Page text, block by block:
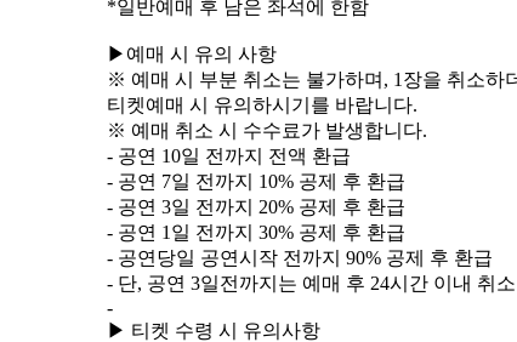
*일반예매 후 남은 좌석에 한함
▶예매 시 유의 사항
※ 예매 시 부분 취소는 불가하며, 1장을 취소하
티켓예매 시 유의하시기를 바랍니다.
※ 예매 취소 시 수수료가 발생합니다.
- 공연 10일 전까지 전액 환급
- 공연 7일 전까지 10% 공제 후 환급
- 공연 3일 전까지 20% 공제 후 환급
- 공연 1일 전까지 30% 공제 후 환급
- 공연당일 공연시작 전까지 90% 공제 후 환급
- 단, 공연 3일전까지는 예매 후 24시간 이내 취
-
▶ 티켓 수령 시 유의사항